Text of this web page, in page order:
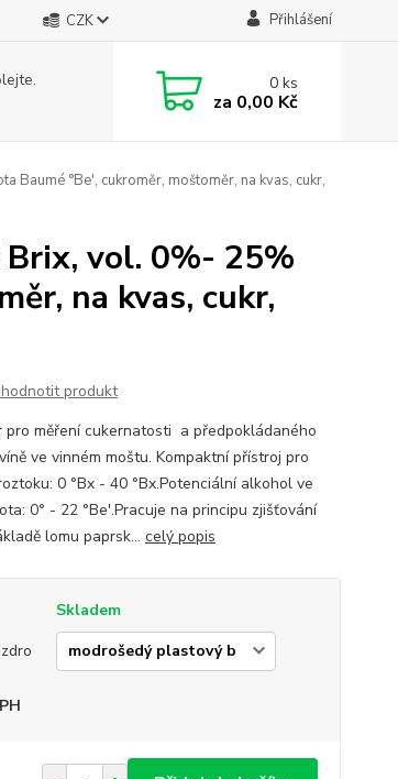
CZK Přihlášení
0ks
za 0,00 Kč
Baumé °Be', cukroměr, moštoměr, na kvas, cukr,
vol. 0%- 25%
na kvas, cukr,
produkt
měření cukernatosti a předpokládaného
ve vinném moštu. Kompaktní přístroj pro
0 °Bx - 40 °Bx.Potenciální alkohol ve
0° - 22 °Be'.Pracuje na principu zjišťování
lomu paprsk... celý popis
Skladem